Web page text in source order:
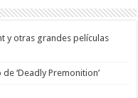
y otras grandes películas
‘Deadly Premonition’